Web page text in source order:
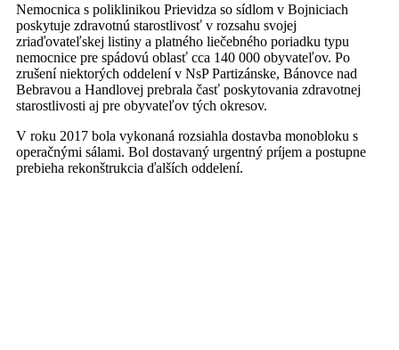
Nemocnica s poliklinikou Prievidza so sídlom v Bojniciach
poskytuje zdravotnú starostlivosť v rozsahu svojej
zriaďovateľskej listiny a platného liečebného poriadku typu
nemocnice pre spádovú oblasť cca 140 000 obyvateľov. Po
zrušení niektorých oddelení v NsP Partizánske, Bánovce nad
Bebravou a Handlovej prebrala časť poskytovania zdravotnej
starostlivosti aj pre obyvateľov tých okresov.
V roku 2017 bola vykonaná rozsiahla dostavba monobloku s
operačnými sálami. Bol dostavaný urgentný príjem a postupne
prebieha rekonštrukcia ďalších oddelení.